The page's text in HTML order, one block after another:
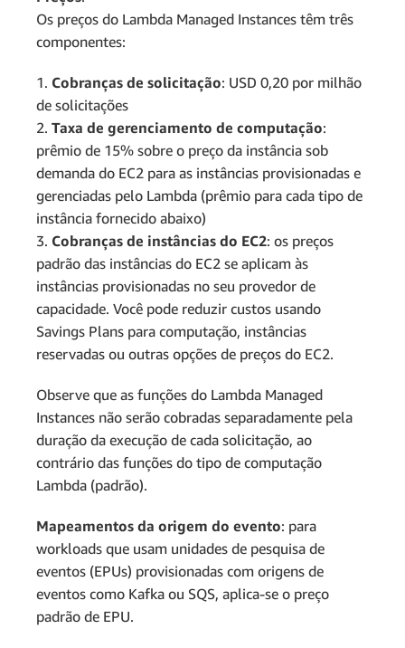
Os preços do Lambda Managed Instances têm três
componentes:
1. Cobranças de solicitação: USD 0,20 por milhão
de solicitações
2. Taxa de gerenciamento de computação:
prêmio de 15% sobre o preço da instância sob
demanda do EC2 para as instâncias provisionadas e
gerenciadas pelo Lambda (prêmio para cada tipo de
instância fornecido abaixo)
3. Cobranças de instâncias do EC2: os preços
padrão das instâncias do EC2 se aplicam às
instâncias provisionadas no seu provedor de
capacidade. Você pode reduzir custos usando
Savings Plans para computação, instâncias
reservadas ou outras opções de preços do EC2.
Observe que as funções do Lambda Managed
Instances não serão cobradas separadamente pela
duração da execução de cada solicitação, ao
contrário das funções do tipo de computação
Lambda (padrão).
Mapeamentos da origem do evento: para
workloads que usam unidades de pesquisa de
eventos (EPUs) provisionadas com origens de
eventos como Kafka ou SQS, aplica-se o preço
padrão de EPU.